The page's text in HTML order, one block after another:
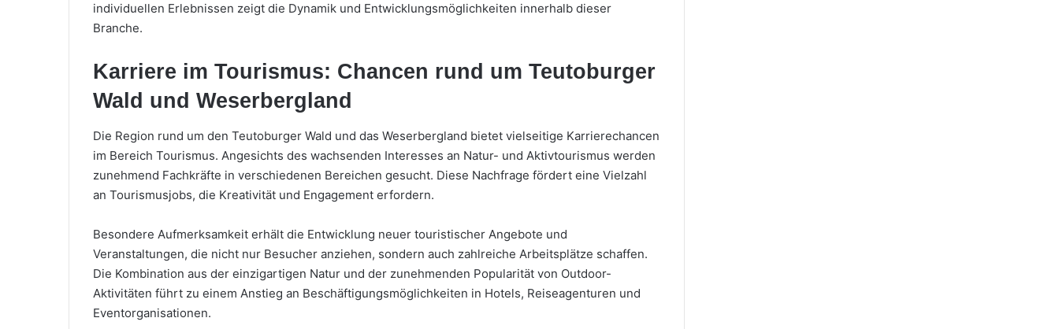
individuellen Erlebnissen zeigt die Dynamik und Entwicklungsmöglichkeiten innerhalb dieser
Branche.
Karriere im Tourismus: Chancen rund um Teutoburger
Wald und Weserbergland
Die Region rund um den Teutoburger Wald und das Weserbergland bietet vielseitige Karrierechancen
im Bereich Tourismus. Angesichts des wachsenden Interesses an Natur- und Aktivtourismus werden
zunehmend Fachkräfte in verschiedenen Bereichen gesucht. Diese Nachfrage fördert eine Vielzahl
an Tourismusjobs, die Kreativität und Engagement erfordern.
Besondere Aufmerksamkeit erhält die Entwicklung neuer touristischer Angebote und
Veranstaltungen, die nicht nur Besucher anziehen, sondern auch zahlreiche Arbeitsplätze schaffen.
Die Kombination aus der einzigartigen Natur und der zunehmenden Popularität von Outdoor-
Aktivitäten führt zu einem Anstieg an Beschäftigungsmöglichkeiten in Hotels, Reiseagenturen und
Eventorganisationen.